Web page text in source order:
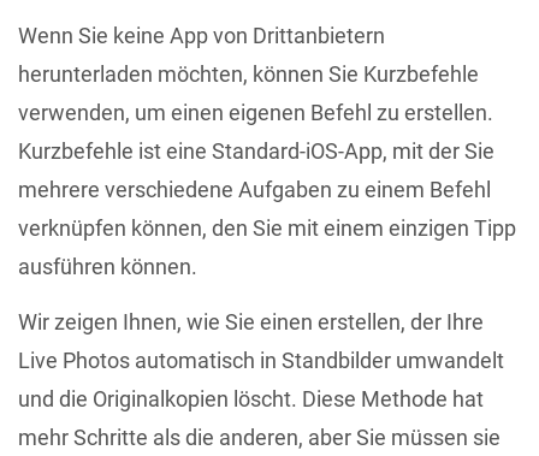
Wenn Sie keine App von Drittanbietern
herunterladen möchten, können Sie Kurzbefehle
verwenden, um einen eigenen Befehl zu erstellen.
Kurzbefehle ist eine Standard-iOS-App, mit der Sie
mehrere verschiedene Aufgaben zu einem Befehl
verknüpfen können, den Sie mit einem einzigen Tipp
ausführen können.
Wir zeigen Ihnen, wie Sie einen erstellen, der Ihre
Live Photos automatisch in Standbilder umwandelt
und die Originalkopien löscht. Diese Methode hat
mehr Schritte als die anderen, aber Sie müssen sie